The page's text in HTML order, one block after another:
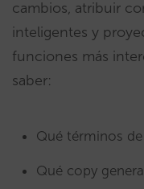
cambios, atribuir
inteligentes y
funciones más
saber:
Qué términos
Qué copy